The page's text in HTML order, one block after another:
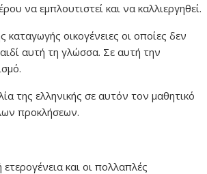
να εμπλουτιστεί και να καλλιεργηθεί.
οικογένειες οι οποίες δεν
αυτή τη γλώσσα. Σε αυτή την
της ελληνικής σε αυτόν τον μαθητικό
προκλήσεων.
και οι πολλαπλές